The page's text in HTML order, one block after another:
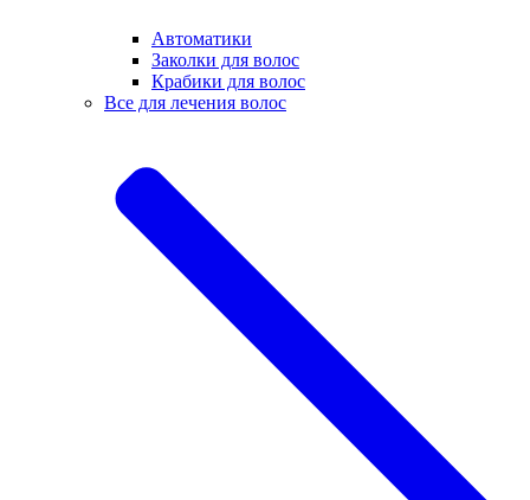
Автоматики
Заколки для волос
Крабики для волос
Все для лечения волос